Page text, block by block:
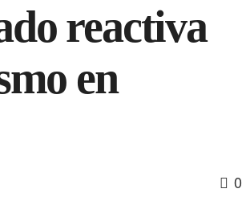
reactiva
en
0